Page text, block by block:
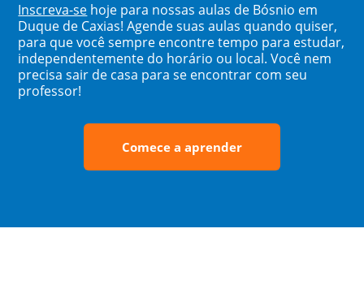
Inscreva-se hoje para nossas aulas de Bósnio em
Duque de Caxias! Agende suas aulas quando quiser,
para que você sempre encontre tempo para estudar,
independentemente do horário ou local. Você nem
precisa sair de casa para se encontrar com seu
professor!
Comece a aprender